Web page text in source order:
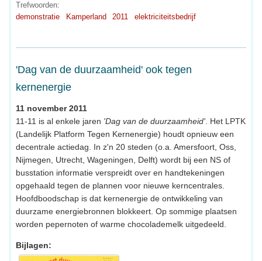
Trefwoorden:
demonstratie
Kamperland 2011 elektriciteitsbedrijf
'Dag van de duurzaamheid' ook tegen
kernenergie
11 november 2011
11-11 is al enkele jaren 'Dag van de duurzaamheid' . Het LPTK
(Landelijk Platform Tegen Kernenergie) houdt opnieuw een
decentrale actiedag. In z'n 20 steden (o.a. Amersfoort, Oss,
Nijmegen, Utrecht, Wageningen, Delft) wordt bij een NS of
busstation informatie verspreidt over en handtekeningen
opgehaald tegen de plannen voor nieuwe kerncentrales.
Hoofdboodschap is dat kernenergie de ontwikkeling van
duurzame energiebronnen blokkeert. Op sommige plaatsen
worden pepernoten of warme chocolademelk uitgedeeld.
Bijlagen: